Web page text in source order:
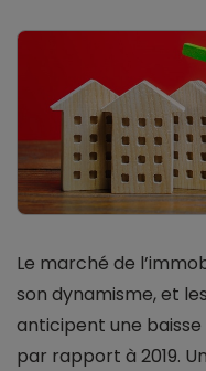
Le marché de
son dynamisme, et
anticipent une
par rapport à 2019.